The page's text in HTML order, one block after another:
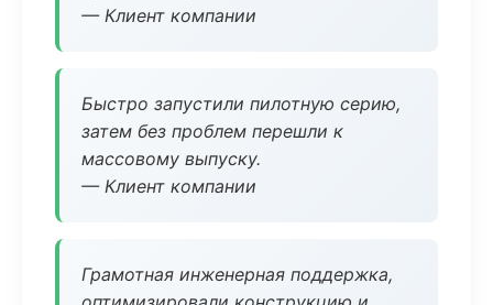
— Клиент компании
Быстро запустили пилотную серию,
затем без проблем перешли к
массовому выпуску.
— Клиент компании
Грамотная инженерная поддержка,